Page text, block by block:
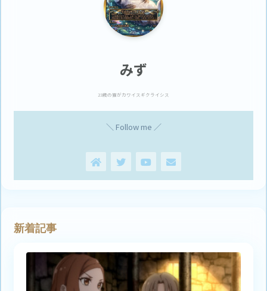
みず
23歳の猫がカワイスギクライシス
＼ Follow me ／
新着記事